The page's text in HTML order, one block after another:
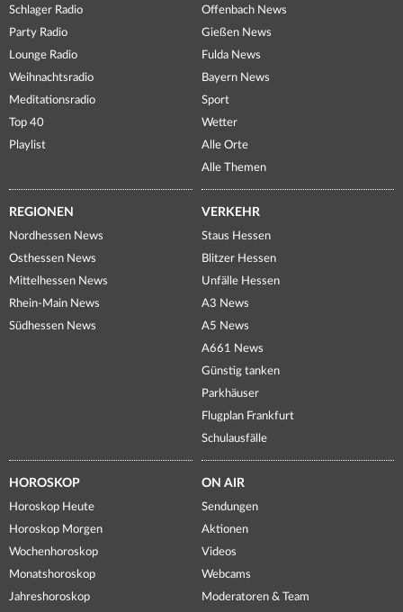
Schlager Radio
Party Radio
Lounge Radio
Weihnachtsradio
Meditationsradio
Top 40
Playlist
Offenbach News
Gießen News
Fulda News
Bayern News
Sport
Wetter
Alle Orte
Alle Themen
REGIONEN
Nordhessen News
Osthessen News
Mittelhessen News
Rhein-Main News
Südhessen News
VERKEHR
Staus Hessen
Blitzer Hessen
Unfälle Hessen
A3 News
A5 News
A661 News
Günstig tanken
Parkhäuser
Flugplan Frankfurt
Schulausfälle
HOROSKOP
Horoskop Heute
Horoskop Morgen
Wochenhoroskop
Monatshoroskop
Jahreshoroskop
ON AIR
Sendungen
Aktionen
Videos
Webcams
Moderatoren & Team